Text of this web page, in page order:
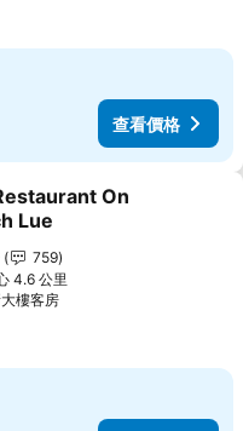
查看價格
的最愛
On
Lue
759
4.6 公里
樓客房查看價格